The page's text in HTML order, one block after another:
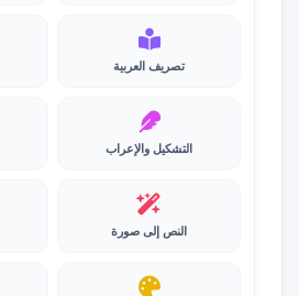
تصريف العربية
التشكيل والإعراب
النص إلى صورة